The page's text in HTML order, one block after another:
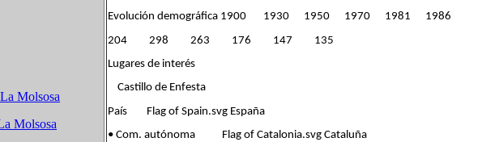
Molsosa
Molsosa
Evolución demográfica 1900 1930 1950 1970 1981 1986
204 298 263 176 147 135
Lugares de interés
Castillo de Enfesta
País Flag of Spain.svg España
• Com. autónoma Flag of Catalonia.svg Cataluña